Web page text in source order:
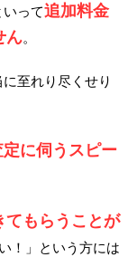
って追加料金
ん。
至れり尽くせり
定に伺うスピー
てもらうことが
！」という方には